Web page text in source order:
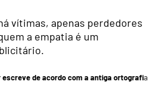
vítimas, apenas perdedores
a empatia é um
escreve de acordo com a antiga ortografia